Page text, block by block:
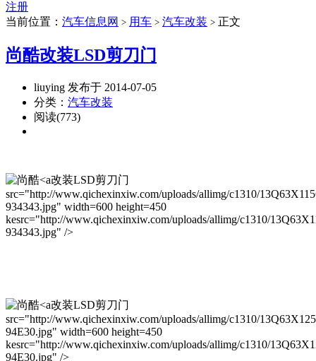
注册
当前位置： 汽车信息网 > 用车 > 汽车改装 > 正文
尚酷改装LSD剪刀门
liuying 发布于 2014-07-05
分类： 汽车改装
阅读(773)
改装LSD剪刀门
src="http://www.qichexinxiw.com/uploads/allimg/c1310/
934343.jpg" width=600 height=450
kesrc="http://www.qichexinxiw.com/uploads/allimg/c1310/
934343.jpg" />
改装LSD剪刀门
src="http://www.qichexinxiw.com/uploads/allimg/c1310/
94E30.jpg" width=600 height=450
kesrc="http://www.qichexinxiw.com/uploads/allimg/c1310/
94E30.jpg" />